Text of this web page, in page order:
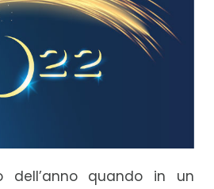
dell’anno quando in un